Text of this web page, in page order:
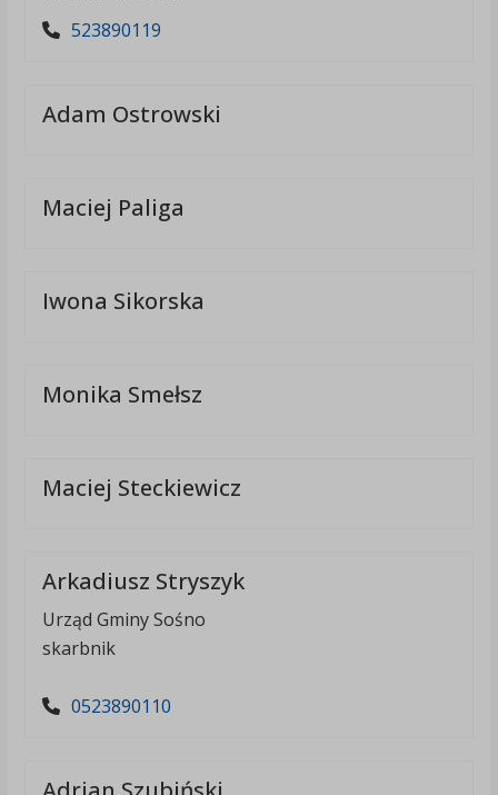
523890119
Adam Ostrowski
Maciej Paliga
Iwona Sikorska
Monika Smełsz
Maciej Steckiewicz
Arkadiusz Stryszyk
Urząd Gminy Sośno
skarbnik
0523890110